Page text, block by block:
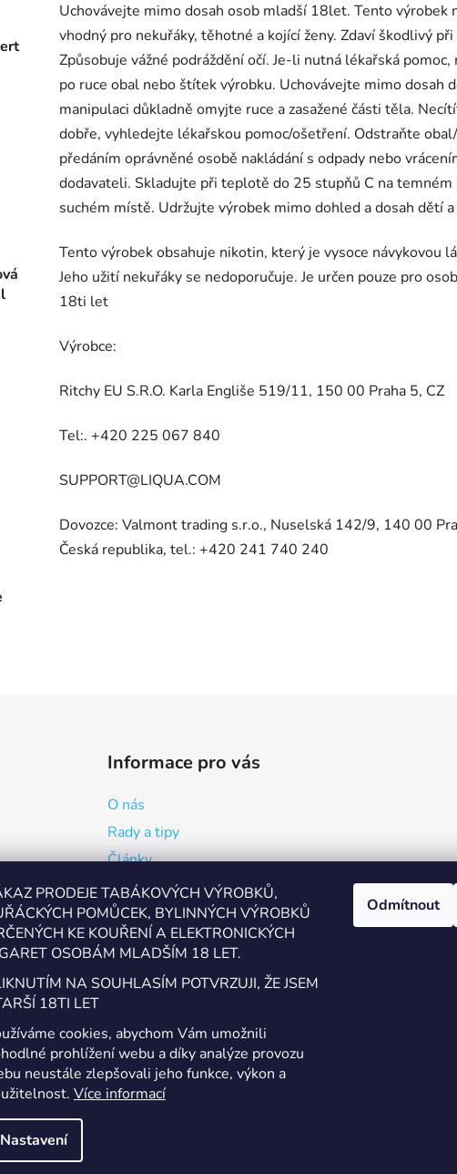
PRODEJE TABÁKOVÝCH VÝROBKŮ,
POMŮCEK, BYLINNÝCH VÝROBKŮ
KE KOUŘENÍ A ELEKTRONICKÝCH
OSOBÁM MLADŠÍM 18 LET.
NA SOUHLASÍM POTVRZUJI, ŽE JSEM
18TI LET
cookies, abychom Vám umožnili
prohlížení webu a díky analýze provozu
neustále zlepšovali jeho funkce, výkon a
Více informací
Nastavení
Odmítnout
Uchovávejte mimo dosah osob mladší 18let. Tento výrobek
vhodný pro nekuřáky, těhotné a kojící ženy. Zdaví škodlivý
Způsobuje vážné podráždění očí. Je-li nutná lékařská pomoc,
po ruce obal nebo štítek výrobku. Uchovávejte mimo dosah
manipulaci důkladně omyjte ruce a zasažené části těla.
dobře, vyhledejte lékařskou pomoc/ošetření. Odstraňte
předáním oprávněné osobě nakládání s odpady nebo
dodavateli. Skladujte při teplotě do 25 stupňů C na temném
suchém místě. Udržujte výrobek mimo dohled a dosah dětí
Tento výrobek obsahuje nikotin, který je vysoce návykovou
Jeho užití nekuřáky se nedoporučuje. Je určen pouze pro
18ti let
Výrobce:
Ritchy EU S.R.O. Karla Engliše 519/11, 150 00 Praha 5, CZ
Tel:. +420 225 067 840
SUPPORT@LIQUA.COM
Dovozce: Valmont trading s.r.o., Nuselská 142/9, 140 00
Česká republika, tel.: +420 241 740 240
Informace pro vás
O nás
Rady a tipy
Články
Reklamační formulář
Kde vapovat v Přerově?
Kalkulačka pro míchání
Zásady zpracování osobních údajů
Obchodní podmínky a podmínky užití webu
Kontakty
práva vyhrazena.